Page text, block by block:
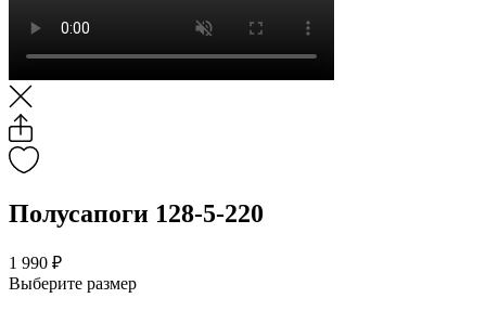
Полусапоги 128-5-220
1 990 ₽
Выберите размер